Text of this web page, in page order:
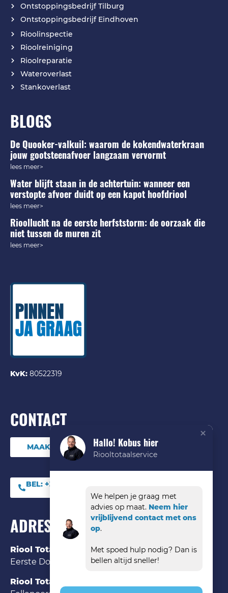
Ontstoppingsbedrijf Tilburg
Ontstoppingsbedrijf Eindhoven
Rioolinspectie
Rioolreiniging
Rioolreparatie
Wateroverlast
Stankoverlast
BLOGS
De Quooker-valkuil: waarom de kokendwaterkraan
jouw gootsteenafvoer langzaam vervormt
lees meer>
Water blijft staan in de achtertuin: wanneer een
verstopte afvoer duidt op een kapot hoofdriool
lees meer>
Rioollucht na de eerste herfststorm: de oorzaak die
niet tussen de muren zit
lees meer>
KvK: 80522319
CONTACT
MAAK DIRECT EEN ONLINE AFSPRAAK
BEL: +31 (0) 85 06 09
ADRES
Riool Totaal Service Den Bosch
Eerste Donk 121 ‘s-Hertogenbosch, 5233 HK
Riool Totaal Service Eindhoven
Hallo! Kobus hier
Riooltotaalservice
We helpen je graag met
advies op maat. Neem hier
vrijblijvend contact met ons
op.
Met spoed hulp nodig? Dan is
bellen altijd sneller!